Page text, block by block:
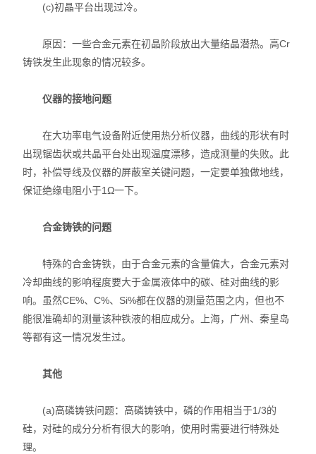
(c)初晶平台出现过冷。
原因：一些合金元素在初晶阶段放出大量结晶潜热。高Cr
铸铁发生此现象的情况较多。
仪器的接地问题
在大功率电气设备附近使用热分析仪器，曲线的形状有时
出现锯齿状或共晶平台处出现温度漂移，造成测量的失败。此
时，补偿导线及仪器的屏蔽室关键问题，一定要单独做地线，
保证绝缘电阻小于1Ω一下。
合金铸铁的问题
特殊的合金铸铁，由于合金元素的含量偏大，合金元素对
冷却曲线的影响程度要大于金属液体中的碳、硅对曲线的影
响。虽然CE%、C%、Si%都在仪器的测量范围之内，但也不
能很准确却的测量该种铁液的相应成分。上海，广州、秦皇岛
等都有这一情况发生过。
其他
(a)高磷铸铁问题：高磷铸铁中，磷的作用相当于1/3的
硅，对硅的成分分析有很大的影响，使用时需要进行特殊处
理。